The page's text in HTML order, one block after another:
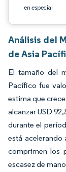
en especial
Análisis del
de Asia
El tamaño del
Pacífico fue
estima que
alcanzar USD
durante el
está acelerando
comprimen los
escasez de